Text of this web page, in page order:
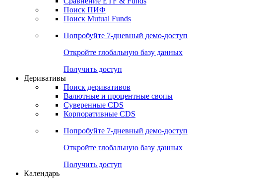
Получить доступ
ETF & Funds
Поиск ETF & Funds
Сравнение ETF & Funds
Поиск ПИФ
Поиск Mutual Funds
Попробуйте7-дневный
Откройте глобальную базу данных
Получить доступ
Деривативы
Поиск деривативов
Валютные и процентные свопы
Суверенные CDS
Корпоративные CDS
Попробуйте7-дневный